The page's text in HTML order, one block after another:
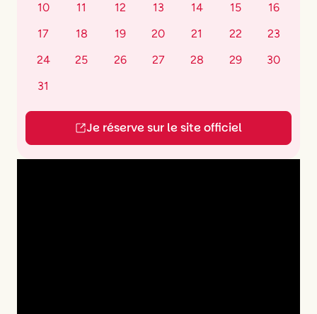
10
11 12 13 14 15
16
17
18 19 20 21 22
23
24
25 26 27 28 29
30
31
Je réserve sur le site officiel